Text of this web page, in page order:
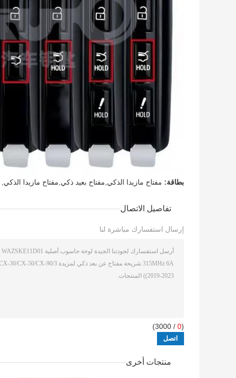
بطاقة: مفتاح مازيدا الذكي,مفتاح بعيد ذكي,مفتاح مازيدا الذكي,
تفاصيل الاتصال
إرسال استفسارك مباشرة لنا
(
0
/ 3000)
منتجات أخرى